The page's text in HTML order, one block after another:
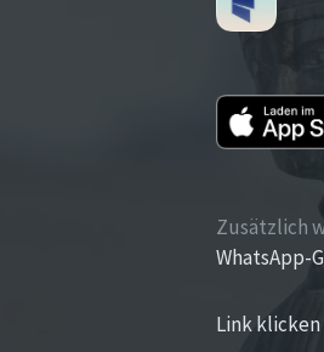
Zusätzlich
WhatsApp-
Link klicken